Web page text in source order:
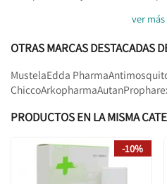
ver más
OTRAS MARCAS DESTACADAS
MustelaEdda Pharma
ChiccoArkopharmaAutan
PRODUCTOS EN LA MISMA
-10%